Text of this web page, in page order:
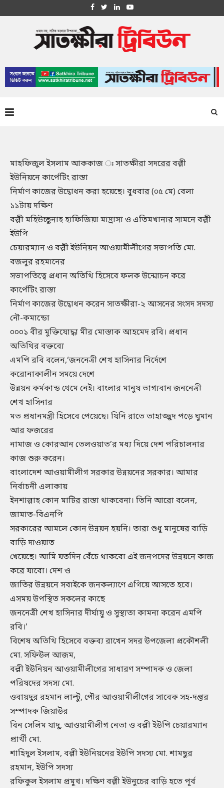
মাহফিজুল ইসলাম আককাজ ঃ সাতক্ষীরা সদরের বল্লী
ইউনিয়নে কার্পেটিং রাস্তা
নির্মাণ কাজের উদ্বোধন করা হয়েছে। বুধবার (০৫ মে) বেলা
১১টায় দক্ষিণ
বল্লী মহিউচ্ছুনাহ হাফিজিয়া মাদ্রাসা ও এতিমখানার সামনে বল্লী
ইউপি
চেয়ারম্যান ও বল্লী ইউনিয়ন আওয়ামীলীগের সভাপতি মো.
বজলুর রহমানের
সভাপতিত্বে প্রধান অতিথি হিসেবে ফলক উন্মোচন করে
কার্পেটিং রাস্তা
নির্মাণ কাজের উদ্বোধন করেন সাতক্ষীরা-২ আসনের সংসদ সদস্য
নৌ-কমান্ডো
০০০১ বীর মুক্তিযোদ্ধা মীর মোস্তাক আহমেদ রবি। প্রধান
অতিথির বক্তব্যে
এমপি রবি বলেন,‘জননেত্রী শেখ হাসিনার নির্দেশে
করোনাকালীন সময়ে দেশে
উন্নয়ন কর্মকান্ড থেমে নেই। বাংলার মানুষ ভাগ্যবান জননেত্রী
শেখ হাসিনার
মত প্রধানমন্ত্রী হিসেবে পেয়েছে। যিনি রাতে তাহাজ্জুদ পড়ে ঘুমান
আর ফজরের
নামাজ ও কোরআন তেলওয়াত’র মধ্য দিয়ে দেশ পরিচালনার
কাজ শুরু করেন।
বাংলাদেশ আওয়ামীলীগ সরকার উন্নয়নের সরকার। আমার
নির্বাচনী এলাকায়
ইনশাল্লাহ কোন মাটির রাস্তা থাকবেনা। তিনি আরো বলেন,
জামাত-বিএনপি
সরকারের আমলে কোন উন্নয়ন হয়নি। তারা শুধু মানুষের বাড়ি
বাড়ি দাওয়াত
খেয়েছে। আমি যতদিন বেঁচে থাকবো এই জনপদের উন্নয়নে কাজ
করে যাবো। দেশ ও
জাতির উন্নয়নে সবাইকে জনকল্যাণে এগিয়ে আসতে হবে।
এসময় উপস্থিত সকলের কাছে
জননেত্রী শেখ হাসিনার দীর্ঘায়ু ও সুস্থ্যতা কামনা করেন এমপি
রবি।’
বিশেষ অতিথি হিসেবে বক্তব্য রাখেন সদর উপজেলা প্রকৌশলী
মো. সফিউল আজম,
বল্লী ইউনিয়ন আওয়ামীলীগের সাধারণ সম্পাদক ও জেলা
পরিষদের সদস্য মো.
ওবায়দুর রহমান লাল্টু, পৌর আওয়ামীলীগের সাবেক সহ-দপ্তর
সম্পাদক জিয়াউর
বিন সেলিম যাদু, আওয়ামীলীগ নেতা ও বল্লী ইউপি চেয়ারম্যান
প্রার্থী মো.
শাহিদুল ইসলাম, বল্লী ইউনিয়নের ইউপি সদস্য মো. শামছুর
রহমান, ইউপি সদস্য
রফিকুল ইসলাম প্রমুখ। দক্ষিণ বল্লী ইউনুচের বাড়ি হতে পূর্ব